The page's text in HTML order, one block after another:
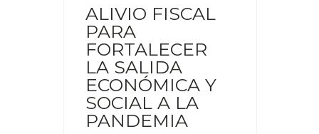
ALIVIO FISCAL
PARA
FORTALECER
LA SALIDA
ECONÓMICA Y
SOCIAL A LA
PANDEMIA